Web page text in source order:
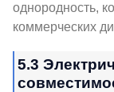
однородность,
коммерческих
5.3